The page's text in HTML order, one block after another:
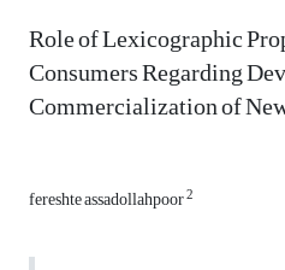
Role of Lexicographic
Consumers Regarding
Commercialization of
fereshte assadollahpoor2